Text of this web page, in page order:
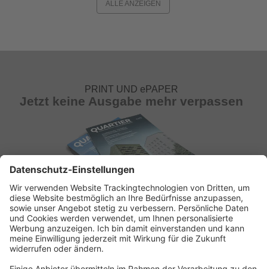
ALLE ANZEIGEN
PRINT UND ePAPER
Jetzt keine Ausgabe mehr verpassen
ABONNEMENT ANFORDERN
Kostenloses Probeheft anfordern